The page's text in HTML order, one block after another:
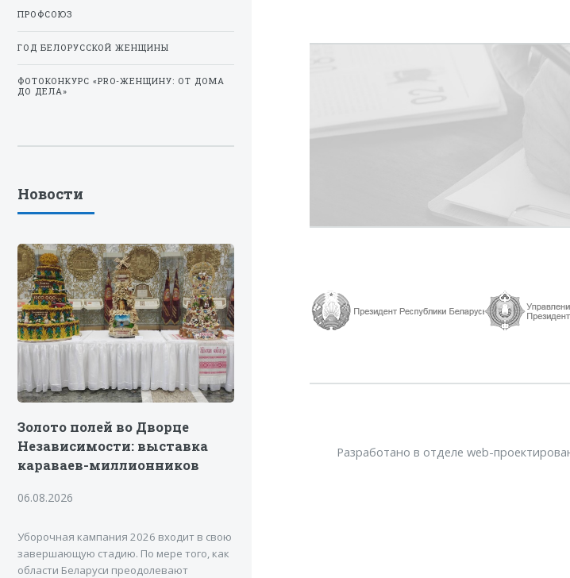
Разработано в отделе web-
ПРОФСОЮЗ
ГОД БЕЛОРУССКОЙ ЖЕНЩИНЫ
ФОТОКОНКУРС «PRO-ЖЕНЩИНУ: ОТ ДОМА
ДО ДЕЛА»
Новости
Золото полей во Дворце
Независимости: выставка
караваев-миллионников
06.08.2026
Уборочная кампания 2026 входит в свою
завершающую стадию. По мере того, как
области Беларуси преодолевают